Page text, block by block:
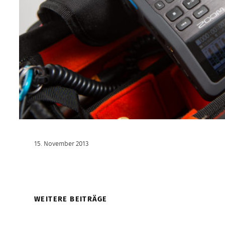
15. November 2013
WEITERE BEITRÄGE